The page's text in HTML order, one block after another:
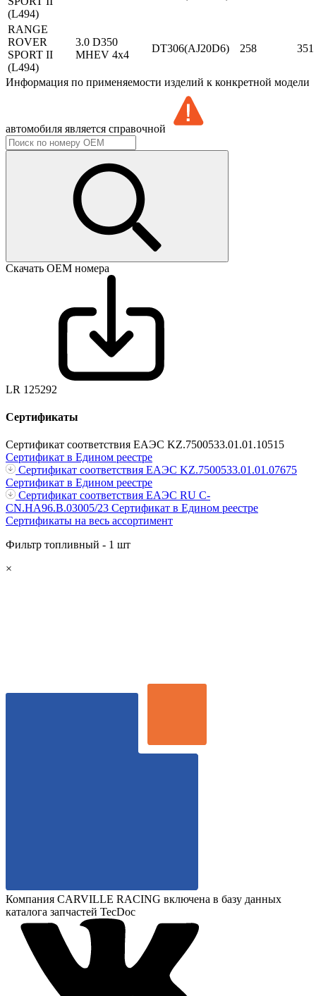
(L494)
RANGE
ROVER
SPORT II
(L494)
3.0 D350
MHEV 4x4
DT306(AJ20D6) 258 351
Информация по применяемости изделий к конкретной модели
автомобиля является справочной
Скачать ОЕМ номера
LR 125292
Сертификаты
Сертификат соответствия ЕАЭС KZ.7500533.01.01.10515
Сертификат в Едином реестре
Сертификат соответствия ЕАЭС KZ.7500533.01.01.07675
Сертификат в Едином реестре
Сертификат соответствия ЕАЭС RU С-
CN.НА96.В.03005/23 Сертификат в Едином реестре
Сертификаты на весь ассортимент
Фильтр топливный - 1 шт
×
Компания CARVILLE RACING включена в базу данных
каталога запчастей TecDoc